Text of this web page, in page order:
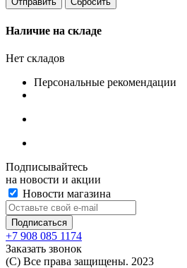
Наличие на складе
Нет складов
Персональные рекомендации
Подписывайтесь
на новости и акции
Новости магазина
+7 908 085 1174
Заказать звонок
(C) Все права защищены. 2023